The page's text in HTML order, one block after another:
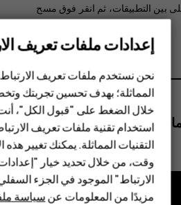
بين التطبيقات، ثم انقر فوق مسح
مفيدة؟
إعدادات ملفات تعريف
نحن نستخدم ملفات تعريف
المماثلة؛ بهدف تحسين تجربتك
خلال الضغط على "قبول الكل"،
استخدام تقنية ملفات تعريف
التقنيات المماثلة. يمكنك تغيير
وقت، من خلال تحديد خيار
الارتباط" الموجود في الجزء
مزيدًا من المعلومات عنسياسة